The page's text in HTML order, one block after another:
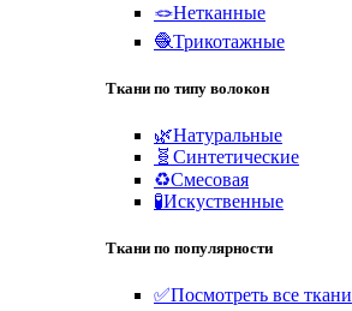
🪢Нетканные
🧶Трикотажные
Ткани по типу волокон
🌿Натуральные
🧬Синтетические
♻️Смесовая
🧪Искуственные
Ткани по популярности
✅Посмотреть все ткани